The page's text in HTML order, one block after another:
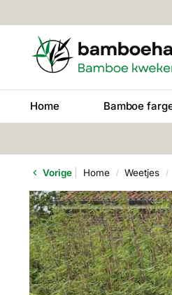
Home Bamboe
Vorige Home / Weetjes /